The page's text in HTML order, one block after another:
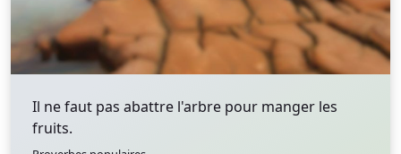
Il ne faut pas abattre l'arbre pour manger les
fruits.